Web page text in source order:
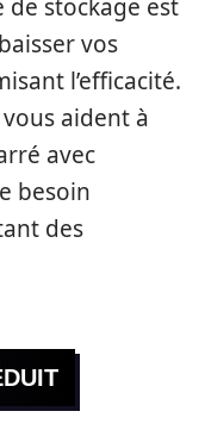
de stockage est
vos
l’efficacité.
aident à
avec
besoin
des